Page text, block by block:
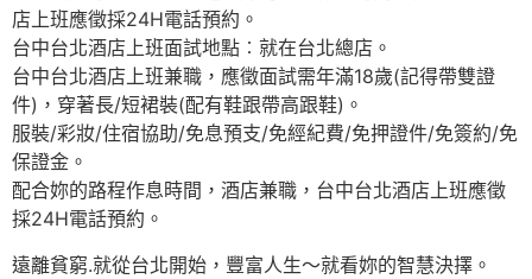
店上班應徵採24H電話預約。
台中台北酒店上班面試地點︰就在台北總店。
台中台北酒店上班兼職，應徵面試需年滿18歲(記得帶雙證
件)，穿著長/短裙裝(配有鞋跟帶高跟鞋)。
服裝/彩妝/住宿協助/免息預支/免經紀費/免押證件/免簽約/免
保證金。
配合妳的路程作息時間，酒店兼職，台中台北酒店上班應徵
採24H電話預約。
遠離貧窮.就從台北開始，豐富人生～就看妳的智慧決擇。